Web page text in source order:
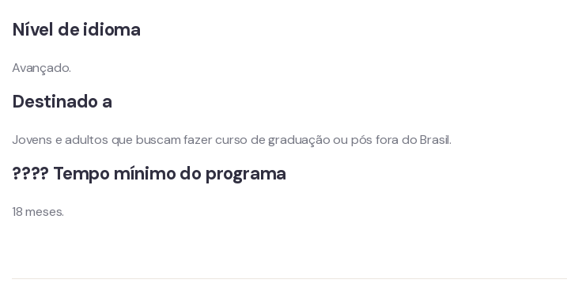
Nível de idioma
Avançado.
Destinado a
Jovens e adultos que buscam fazer curso de graduação ou pós fora do Brasil.
???? Tempo mínimo do programa
18 meses.